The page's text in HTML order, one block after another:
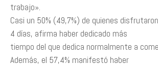
trabajo».
Casi un 50% (49,7%) de quienes
4 días, afirma haber dedicado más
tiempo del que dedica normalmente a
Además, el 57,4% manifestó haber